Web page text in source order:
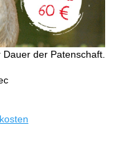
der Patenschaft.